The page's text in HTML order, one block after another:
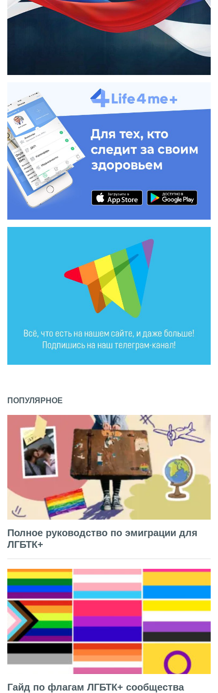
ПОПУЛЯРНОЕ
Полное руководство по эмиграции для
ЛГБТК+
Гайд по флагам ЛГБТК+ сообщества